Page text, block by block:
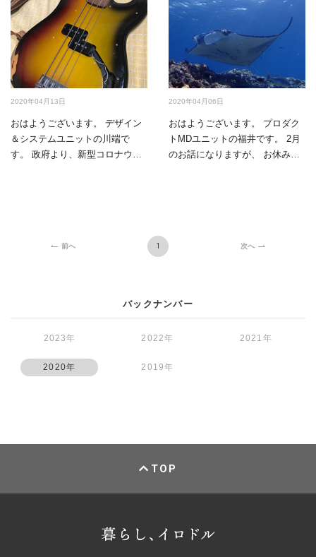
2020年04月13日
おはようございます。 デザイン
＆システムユニットの川端で
す。 政府より、新型コロナウイ
2020年04月06日
おはようございます。 プロダク
トMDユニットの福井です。 2月
のお話になりますが、 お休みを
前へ 1 次へ
バックナンバー
2023年 2022年 2021年
2020年 2019年
TOP